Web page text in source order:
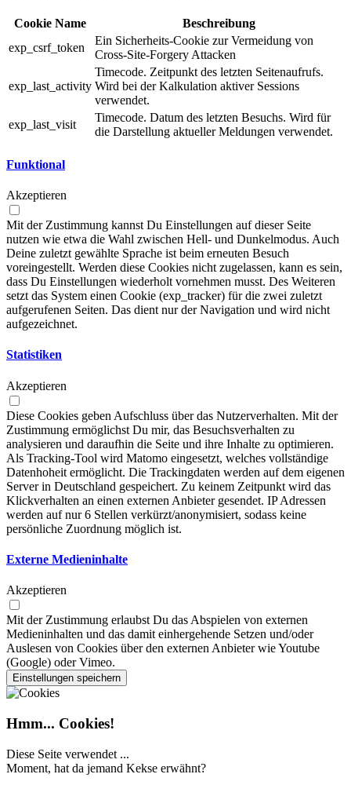
Cookie Name
Beschreibung
exp_csrf_token
Ein Sicherheits-Cookie zur Vermeidung von
Cross-Site-Forgery Attacken
exp_last_activity
Timecode. Zeitpunkt des letzten Seitenaufrufs.
Wird bei der Kalkulation aktiver Sessions
verwendet.
exp_last_visit
Timecode. Datum des letzten Besuchs. Wird für
die Darstellung aktueller Meldungen verwendet.
Funktional
Akzeptieren
Mit der Zustimmung kannst Du Einstellungen auf dieser Seite
nutzen wie etwa die Wahl zwischen Hell- und Dunkelmodus. Auch
Deine zuletzt gewählte Sprache ist beim erneuten Besuch
voreingestellt. Werden diese Cookies nicht zugelassen, kann es sein,
dass Du Einstellungen wiederholt vornehmen musst. Des Weiteren
setzt das System einen Cookie (exp_tracker) für die zwei zuletzt
aufgerufenen Seiten. Das dient nur der Navigation und wird nicht
aufgezeichnet.
Statistiken
Akzeptieren
Diese Cookies geben Aufschluss über das Nutzerverhalten. Mit der
Zustimmung ermöglichst Du mir, das Besuchsverhalten zu
analysieren und daraufhin die Seite und ihre Inhalte zu optimieren.
Als Tracking-Tool wird Matomo eingesetzt, welches vollständige
Datenhoheit ermöglicht. Die Trackingdaten werden auf dem eigenen
Server in Deutschland gespeichert. Zu keinem Zeitpunkt wird das
Klickverhalten an einen externen Anbieter gesendet. IP Adressen
werden auf nur 6 Stellen verkürzt/anonymisiert, sodass keine
persönliche Zuordnung möglich ist.
Externe Medieninhalte
Akzeptieren
Mit der Zustimmung erlaubst Du das Abspielen von externen
Medieninhalten und das damit einhergehende Setzen und/oder
Auslesen von Cookies über den externen Anbieter wie Youtube
(Google) oder Vimeo.
Einstellungen speichern
Hmm... Cookies!
Diese Seite verwendet ...
Moment, hat da jemand Kekse erwähnt?